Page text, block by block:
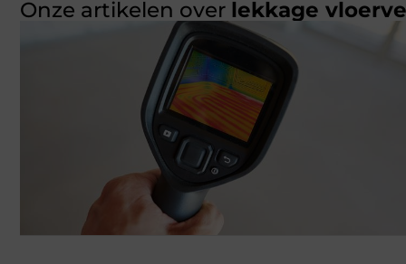
Onze artikelen over lekkage